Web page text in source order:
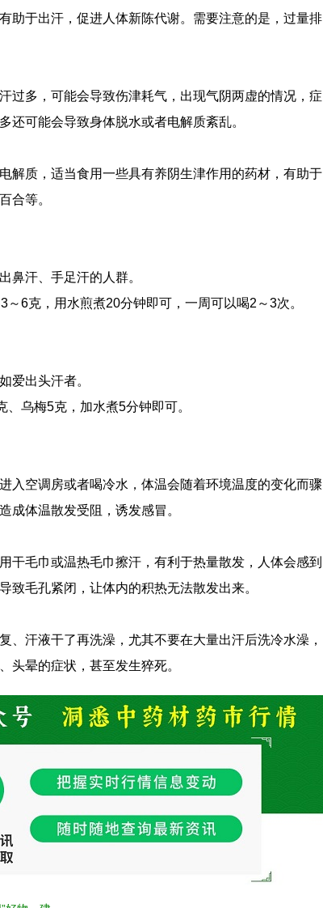
助于出汗，促进人体新陈代谢。需要注意的是，过量排
过多，可能会导致伤津耗气，出现气阴两虚的情况，症
还可能会导致身体脱水或者电解质紊乱。
解质，适当食用一些具有养阴生津作用的药材，有助于
合等。
鼻汗、手足汗的人群。
6克，用水煎煮20分钟即可，一周可以喝2～3次。
爱出头汗者。
乌梅5克，加水煮5分钟即可。
入空调房或者喝冷水，体温会随着环境温度的变化而骤
成体温散发受阻，诱发感冒。
干毛巾或温热毛巾擦汗，有利于热量散发，人体会感到
致毛孔紧闭，让体内的积热无法散发出来。
、汗液干了再洗澡，尤其不要在大量出汗后洗冷水澡，
头晕的症状，甚至发生猝死。